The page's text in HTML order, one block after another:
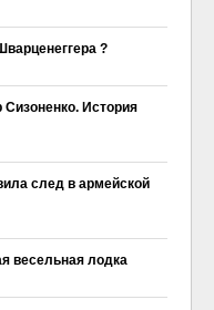
?
История
след в армейской
весельная лодка